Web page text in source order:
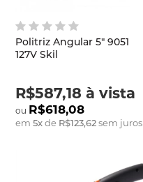
Politriz Angular 5" 9051
127V Skil
R$587,18 à vista
R$618,08
em5xde R$123,62sem juros